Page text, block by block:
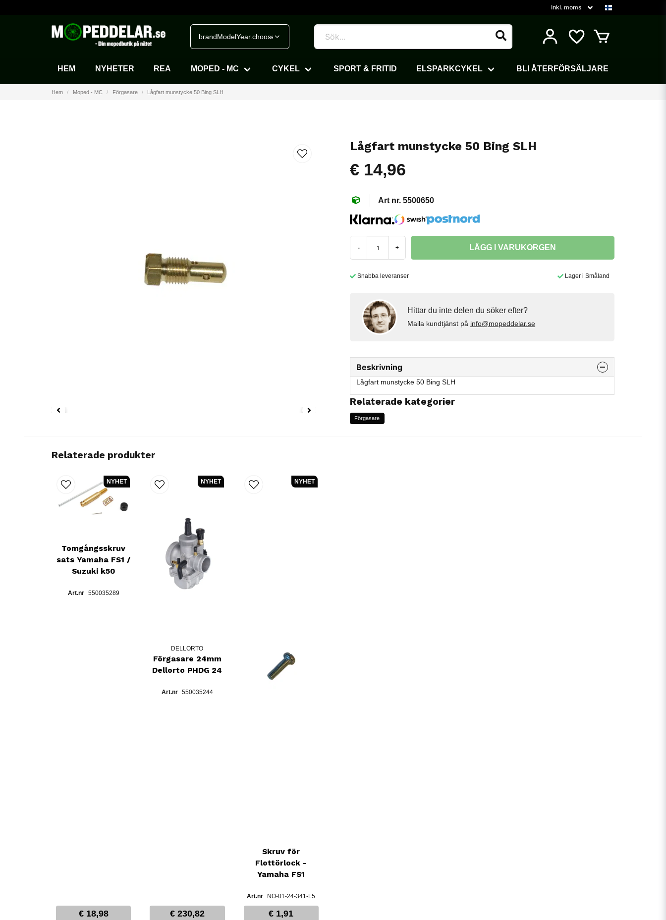
brandModelYear.chooseVehicle
HEM NYHETER REA MOPED - MC CYKEL SPORT & FRITID ELSPARKCYKEL BLI ÅTERFÖRSÄLJARE
Hem Moped - MC Förgasare Lågfart munstycke 50 Bing SLH
Lågfart munstycke 50 Bing SLH
€ 14,96
5500650
- + LÄGG I VARUKORGEN
Snabba leveranser Lager i Småland
Hittar du inte delen du söker efter?
Maila kundtjänst på info@mopeddelar.se
Beskrivning
Lågfart munstycke 50 Bing SLH
Relaterade kategorier
Förgasare
Relaterade produkter
Tomgångsskruv
sats Yamaha FS1 /
Suzuki k50
550035289
€ 18,98
NYHET
DELLORTO
Förgasare 24mm
Dellorto PHDG 24
550035244
€ 230,82
NYHET
Skruv för
Flottörlock -
Yamaha FS1
NO-01-24-341-L5
€ 1,91
NYHET